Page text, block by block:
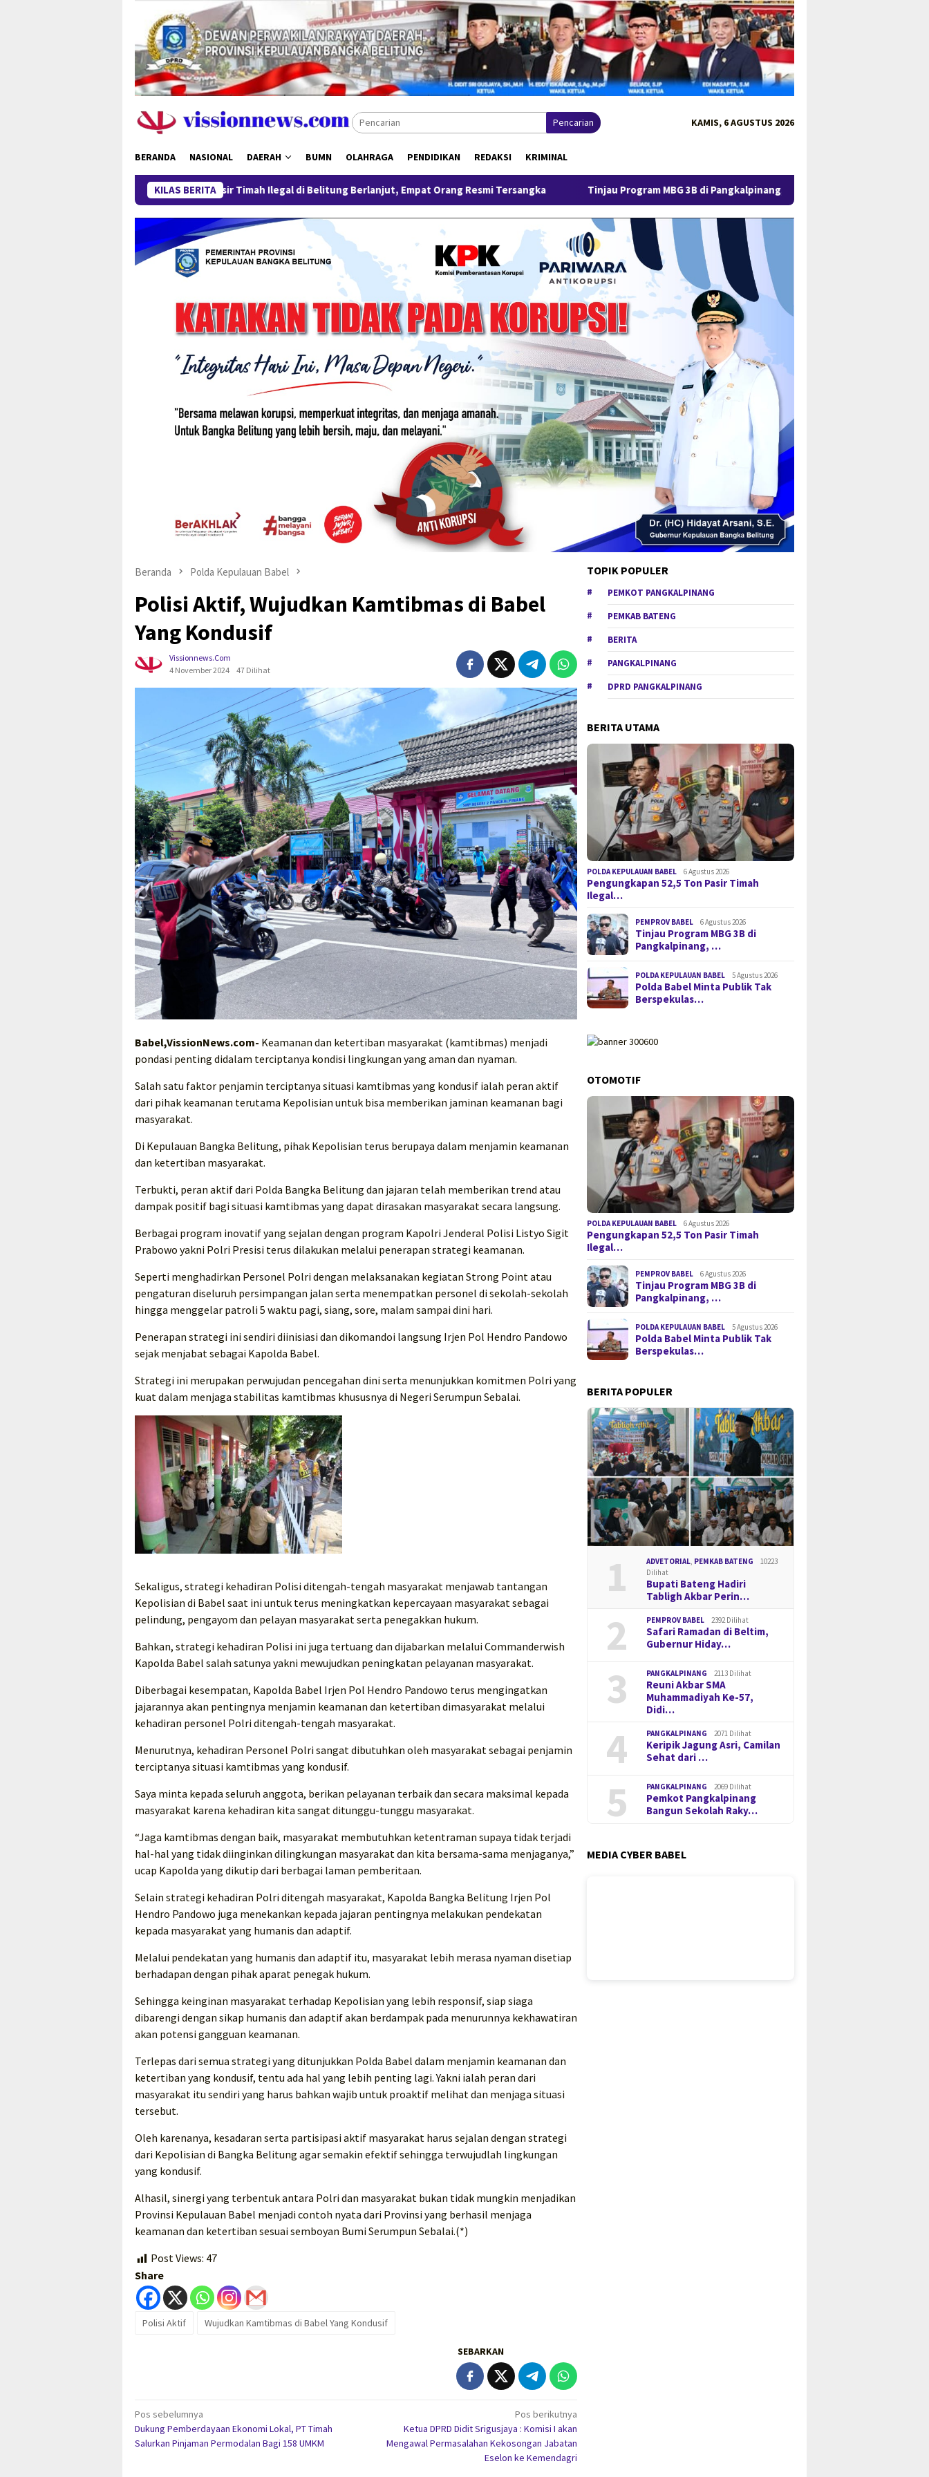
konten
Pencarian KAMIS, 6 AGUSTUS 2026
BERANDA NASIONAL DAERAH BUMN OLAHRAGA PENDIDIKAN REDAKSI KRIMINAL
KILAS BERITA
52,5 Ton Pasir Timah Ilegal di Belitung Berlanjut, Empat Orang Resmi Tersangka Tinjau Program MBG 3B di Pangkalpinang, Gubernur Hidayat Tekankan Mutu Gizi dan Ketepatan
Beranda Polda Kepulauan Babel
Polisi Aktif, Wujudkan Kamtibmas di Babel
Yang Kondusif
Vissionnews.com
4 November 2024
47 Dilihat
Babel,VissionNews.com- Keamanan dan ketertiban masyarakat (kamtibmas) menjadi
pondasi penting didalam terciptanya kondisi lingkungan yang aman dan nyaman.
Salah satu faktor penjamin terciptanya situasi kamtibmas yang kondusif ialah peran aktif
dari pihak keamanan terutama Kepolisian untuk bisa memberikan jaminan keamanan bagi
masyarakat.
Di Kepulauan Bangka Belitung, pihak Kepolisian terus berupaya dalam menjamin keamanan
dan ketertiban masyarakat.
Terbukti, peran aktif dari Polda Bangka Belitung dan jajaran telah memberikan trend atau
dampak positif bagi situasi kamtibmas yang dapat dirasakan masyarakat secara langsung.
Berbagai program inovatif yang sejalan dengan program Kapolri Jenderal Polisi Listyo Sigit
Prabowo yakni Polri Presisi terus dilakukan melalui penerapan strategi keamanan.
Seperti menghadirkan Personel Polri dengan melaksanakan kegiatan Strong Point atau
pengaturan diseluruh persimpangan jalan serta menempatkan personel di sekolah-sekolah
hingga menggelar patroli 5 waktu pagi, siang, sore, malam sampai dini hari.
Penerapan strategi ini sendiri diinisiasi dan dikomandoi langsung Irjen Pol Hendro Pandowo
sejak menjabat sebagai Kapolda Babel.
Strategi ini merupakan perwujudan pencegahan dini serta menunjukkan komitmen Polri yang
kuat dalam menjaga stabilitas kamtibmas khususnya di Negeri Serumpun Sebalai.
Sekaligus, strategi kehadiran Polisi ditengah-tengah masyarakat menjawab tantangan
Kepolisian di Babel saat ini untuk terus meningkatkan kepercayaan masyarakat sebagai
pelindung, pengayom dan pelayan masyarakat serta penegakkan hukum.
Bahkan, strategi kehadiran Polisi ini juga tertuang dan dijabarkan melalui Commanderwish
Kapolda Babel salah satunya yakni mewujudkan peningkatan pelayanan masyarakat.
Diberbagai kesempatan, Kapolda Babel Irjen Pol Hendro Pandowo terus mengingatkan
jajarannya akan pentingnya menjamin keamanan dan ketertiban dimasyarakat melalui
kehadiran personel Polri ditengah-tengah masyarakat.
Menurutnya, kehadiran Personel Polri sangat dibutuhkan oleh masyarakat sebagai penjamin
terciptanya situasi kamtibmas yang kondusif.
Saya minta kepada seluruh anggota, berikan pelayanan terbaik dan secara maksimal kepada
masyarakat karena kehadiran kita sangat ditunggu-tunggu masyarakat.
“Jaga kamtibmas dengan baik, masyarakat membutuhkan ketentraman supaya tidak terjadi
hal-hal yang tidak diinginkan dilingkungan masyarakat dan kita bersama-sama menjaganya,”
ucap Kapolda yang dikutip dari berbagai laman pemberitaan.
Selain strategi kehadiran Polri ditengah masyarakat, Kapolda Bangka Belitung Irjen Pol
Hendro Pandowo juga menekankan kepada jajaran pentingnya melakukan pendekatan
kepada masyarakat yang humanis dan adaptif.
Melalui pendekatan yang humanis dan adaptif itu, masyarakat lebih merasa nyaman disetiap
berhadapan dengan pihak aparat penegak hukum.
Sehingga keinginan masyarakat terhadap Kepolisian yang lebih responsif, siap siaga
dibarengi dengan sikap humanis dan adaptif akan berdampak pada menurunnya kekhawatiran
akan potensi gangguan keamanan.
Terlepas dari semua strategi yang ditunjukkan Polda Babel dalam menjamin keamanan dan
ketertiban yang kondusif, tentu ada hal yang lebih penting lagi. Yakni ialah peran dari
masyarakat itu sendiri yang harus bahkan wajib untuk proaktif melihat dan menjaga situasi
tersebut.
Oleh karenanya, kesadaran serta partisipasi aktif masyarakat harus sejalan dengan strategi
dari Kepolisian di Bangka Belitung agar semakin efektif sehingga terwujudlah lingkungan
yang kondusif.
Alhasil, sinergi yang terbentuk antara Polri dan masyarakat bukan tidak mungkin menjadikan
Provinsi Kepulauan Babel menjadi contoh nyata dari Provinsi yang berhasil menjaga
keamanan dan ketertiban sesuai semboyan Bumi Serumpun Sebalai.(*)
Post Views: 47
Share
Polisi Aktif Wujudkan Kamtibmas di Babel Yang Kondusif
SEBARKAN
Navigasi
pos
Pos sebelumnya
Dukung Pemberdayaan Ekonomi Lokal, PT Timah
Salurkan Pinjaman Permodalan Bagi 158 UMKM
Pos berikutnya
Ketua DPRD Didit Srigusjaya : Komisi I akan
Mengawal Permasalahan Kekosongan Jabatan
Eselon ke Kemendagri
TOPIK POPULER
PEMKOT PANGKALPINANG
PEMKAB BATENG
BERITA
PANGKALPINANG
DPRD PANGKALPINANG
BERITA UTAMA
POLDA KEPULAUAN BABEL 6 Agustus 2026
Pengungkapan 52,5 Ton Pasir Timah
Ilegal…
PEMPROV BABEL 6 Agustus 2026
Tinjau Program MBG 3B di
Pangkalpinang, …
POLDA KEPULAUAN BABEL 5 Agustus 2026
Polda Babel Minta Publik Tak
Berspekulas…
OTOMOTIF
POLDA KEPULAUAN BABEL 6 Agustus 2026
Pengungkapan 52,5 Ton Pasir Timah
Ilegal…
PEMPROV BABEL 6 Agustus 2026
Tinjau Program MBG 3B di
Pangkalpinang, …
POLDA KEPULAUAN BABEL 5 Agustus 2026
Polda Babel Minta Publik Tak
Berspekulas…
BERITA POPULER
1 ADVETORIAL, PEMKAB BATENG
10223
Dilihat
Bupati Bateng Hadiri
Tabligh Akbar Perin…
2 PEMPROV BABEL 2392 Dilihat
Safari Ramadan di Beltim,
Gubernur Hiday…
3 PANGKALPINANG 2113 Dilihat
Reuni Akbar SMA
Muhammadiyah Ke-57,
Didi…
4 PANGKALPINANG 2071 Dilihat
Keripik Jagung Asri, Camilan
Sehat dari …
5 PANGKALPINANG 2069 Dilihat
Pemkot Pangkalpinang
Bangun Sekolah Raky…
MEDIA CYBER BABEL